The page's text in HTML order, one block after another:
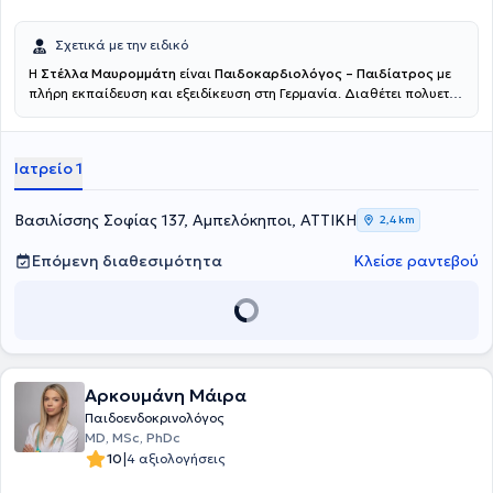
Σχετικά με την ειδικό
Η Στέλλα Μαυρομμάτη είναι Παιδοκαρδιολόγος – Παιδίατρος με
πλήρη εκπαίδευση και εξειδίκευση στη Γερμανία. Διαθέτει πολυετή
διάγνωση, παρακολούθηση και αντιμετώπιση συγγενών και
και τη γενική παιδιατρική φροντίδα. Έχει εμπειρία στη διαγνωστική
υπερηχογραφία και στη φροντίδα παιδιών με αυξημένες ανάγκες
παρακολούθησης. Παρείχε παιδοκαρδιολογική αξιολόγηση και
παρακολούθηση υψηλού επιπέδου αθλητών στο πλαίσιο του
Ολυμπιακού Κέντρου Προετοιμασίας του Έσσεν, διασφαλίζοντας
την ασφαλή συμμετοχή τους στον αθλητισμό. Σήμερα εργάζεται στο
εξατομικευμένη ιατρική φροντίδα, με έμφαση στην ασφάλεια του
Ιατρείο 1
Βασιλίσσης Σοφίας 137, Αμπελόκηποι, ΑΤΤΙΚΗ 2,4 km
Επόμενη διαθεσιμότητα Κλείσε ραντεβού
Αρκουμάνη Μάιρα
Παιδοενδοκρινολόγος
MD, MSc, PhDc
10|4 αξιολογήσεις